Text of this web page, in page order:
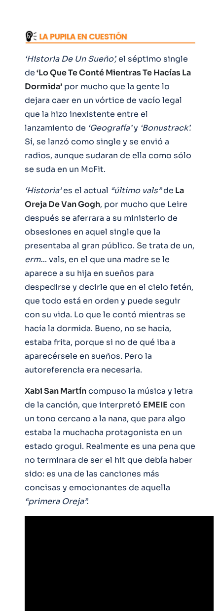
‘Historia De Un Sueño’,el séptimo single
de‘Lo Que Te Conté Mientras Te Hacías La
Dormida’ por mucho que la gente lo
dejara caer en un vórtice de vacío legal
que la hizo inexistente entre el
lanzamiento de ‘Geografía’y ‘Bonustrack’.
Sí, se lanzó como single y se envió a
radios, aunque sudaran de ella como sólo
se suda en un McFit.
‘Historia’es el actual “último vals”de La
Oreja De Van Gogh, por mucho que Leire
después se aferrara a su ministerio de
obsesiones en aquel single que la
presentaba al gran público. Se trata de un,
erm… vals, en el que una madre se le
aparece a su hija en sueños para
despedirse y decirle que en el cielo fetén,
que todo está en orden y puede seguir
con su vida. Lo que le contó mientras se
hacía la dormida. Bueno, no se hacía,
estaba frita, porque si no de qué iba a
aparecérsele en sueños. Pero la
autoreferencia era necesaria.
Xabi San Martíncompuso la música y letra
de la canción, que interpretó EMEIE con
un tono cercano a la nana, que para algo
estaba la muchacha protagonista en un
estado grogui. Realmente es una pena que
no terminara de ser el hit que debía haber
sido: es una de las canciones más
concisas y emocionantes de aquella
“primera Oreja”.